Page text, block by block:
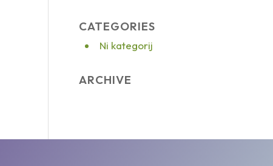
CATEGORIES
Ni kategorij
ARCHIVE